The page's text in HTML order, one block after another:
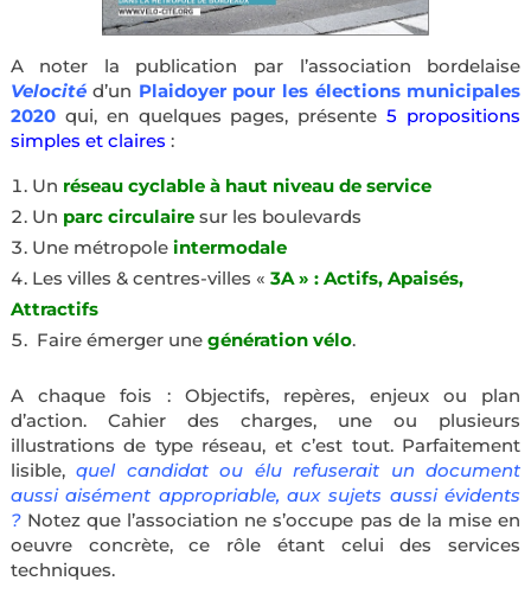
A noter la publication par l’association bordelaise
Velocitéd’un Plaidoyer pour les élections municipales
2020qui, en quelques pages, présente5 propositions
simples et claires :
Un réseau cyclable à haut niveau de service
Un parc circulairesur les boulevards
Une métropole intermodale
Les villes & centres-villes « 3A » : Actifs, Apaisés,
Attractifs
Faire émerger une génération vélo.
A chaque fois : Objectifs, repères, enjeux ou plan
d’action. Cahier des charges, une ou plusieurs
illustrations de type réseau, et c’est tout. Parfaitement
lisible,quel candidat ou élu refuserait un document
aussi aisément appropriable, aux sujets aussi évidents
?Notez que l’association ne s’occupe pas de la mise en
oeuvre concrète, ce rôle étant celui des services
techniques.